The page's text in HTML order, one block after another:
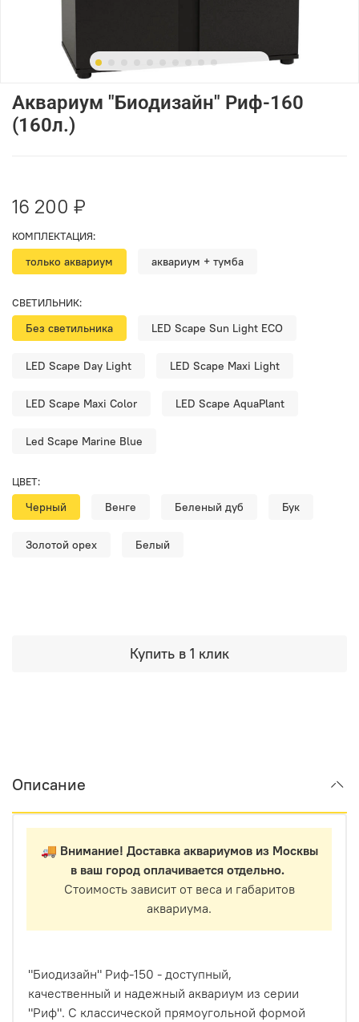
Аквариум "Биодизайн" Риф-160
(160л.)
16 200 ₽
Купить в 1 клик
КОМПЛЕКТАЦИЯ:
только аквариум аквариум + тумба
СВЕТИЛЬНИК:
Без светильника LED Scape Sun Light ECO
LED Scape Day Light LED Scape Maxi Light
LED Scape Maxi Color LED Scape AquaPlant
Led Scape Marine Blue
ЦВЕТ:
Черный Венге Беленый дуб Бук
Золотой орех Белый
Описание
🚚 Внимание! Доставка аквариумов из Москвы
в ваш город оплачивается отдельно.
Стоимость зависит от веса и габаритов
аквариума.
"Биодизайн" Риф-150 - доступный,
качественный и надежный аквариум из серии
"Риф". С классической прямоугольной формой